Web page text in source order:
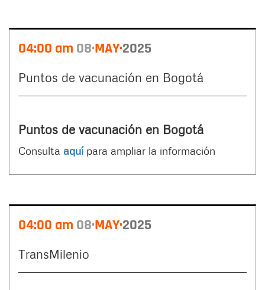
04:00 am 08 MAY 2025
Puntos de vacunación en Bogotá
Puntos de vacunación en Bogotá
Consulta aquí para ampliar la información
04:00 am 08 MAY 2025
TransMilenio